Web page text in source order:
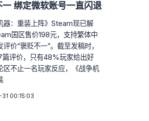
一 绑定微软账号一直闪退
器：重装上阵》Steam现已解
国区售价198元，支持繁体中
评价“褒贬不一”。截至发稿时，
篇评价，只有48%玩家给出好
区不止一名玩家反应，《战争机
00:15:03